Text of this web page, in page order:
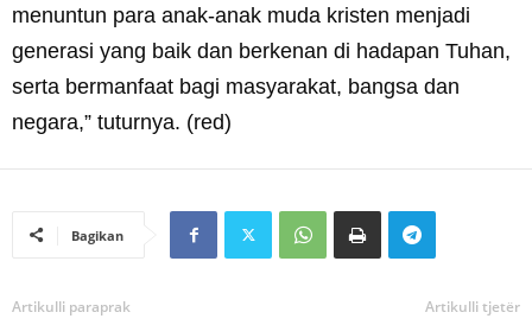
menuntun para anak-anak muda kristen menjadi
generasi yang baik dan berkenan di hadapan Tuhan,
serta bermanfaat bagi masyarakat, bangsa dan
negara,” tuturnya. (red)
Bagikan
Artikulli paraprak Artikulli tjetër